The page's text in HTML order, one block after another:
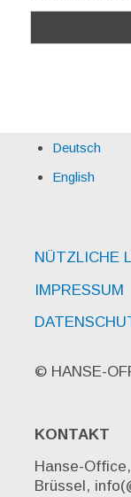
Deutsch
English
NÜTZLICHE
IMPRESSUM
© HANSE-
KONTAKT
Hanse-
Brüssel,